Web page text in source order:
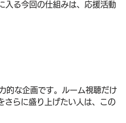
入る今回の仕組みは、応援活動
的な企画です。ルーム視聴だけ
さらに盛り上げたい人は、この